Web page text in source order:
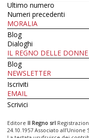
Ultimo numero
Numeri precedenti
MORALIA
Blog
Dialoghi
IL REGNO DELLE DONNE
Blog
NEWSLETTER
Iscriviti
EMAIL
Scrivici
Editore Il Regno srl
24.10.1957 Associato